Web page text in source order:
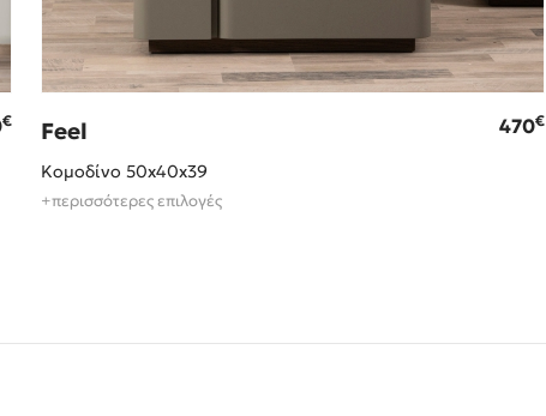
€ Feel 470€
Κομοδίνο 50x40x39
+περισσότερες επιλογές